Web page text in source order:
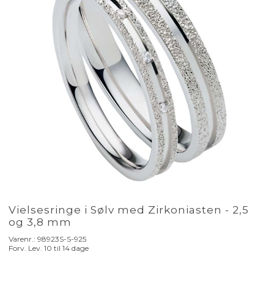
Vielsesringe i Sølv med Zirkoniasten - 2,5
og 3,8 mm
Varenr.:98923S-S-925
Forv. Lev. 10 til 14 dage